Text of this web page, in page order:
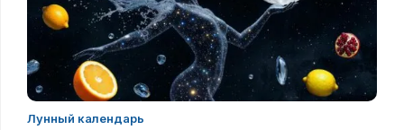
Лунный календарь